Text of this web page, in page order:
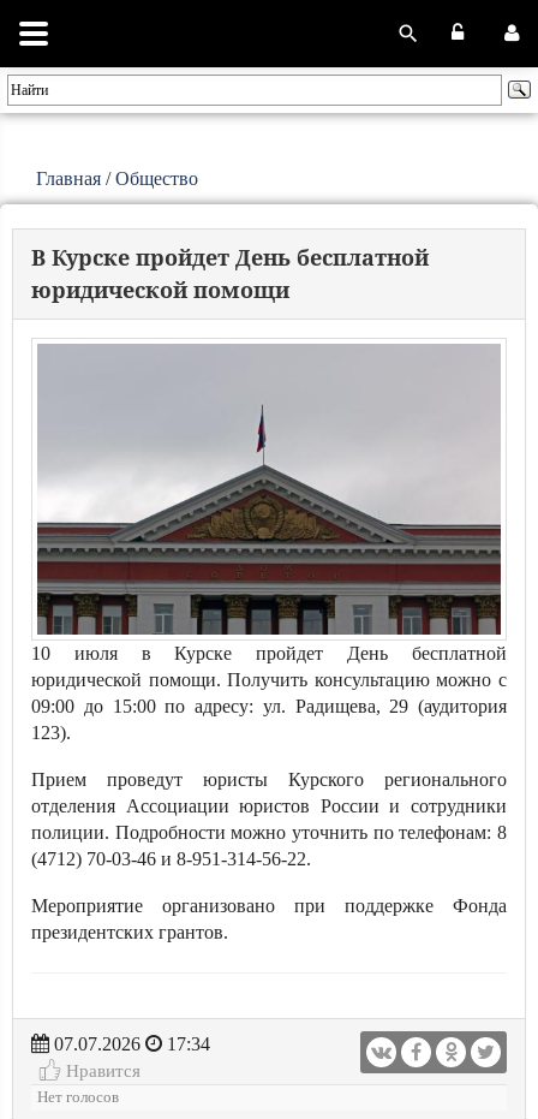
Главная /Общество
В Курске пройдет День бесплатной
юридической помощи
10 июля в Курске пройдет День бесплатной
юридической помощи. Получить консультацию можно с
09:00 до 15:00 по адресу: ул. Радищева, 29 (аудитория
123).
Прием проведут юристы Курского регионального
отделения Ассоциации юристов России и сотрудники
полиции. Подробности можно уточнить по телефонам: 8
(4712) 70-03-46 и 8-951-314-56-22.
Мероприятие организовано при поддержке Фонда
президентских грантов.
07.07.2026
17:34
Нравится
Нет голосов